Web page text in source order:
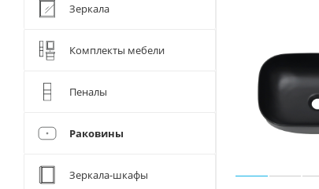
Зеркала
Комплекты мебели
Пеналы
Раковины
Зеркала-шкафы